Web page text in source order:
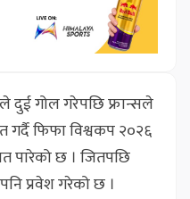
दुई गोल गरेपछि फ्रान्सले
फिफा विश्वकप २०२६
पारेको छ । जितपछि
प्रवेश गरेको छ ।